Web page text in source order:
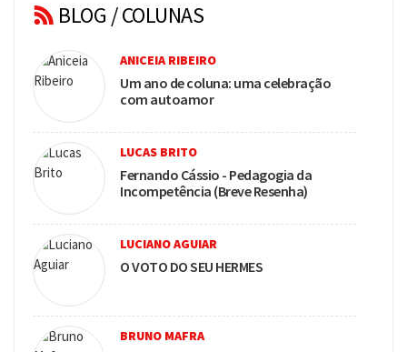
BLOG / COLUNAS
ANICEIA RIBEIRO
Um ano de coluna: uma celebração
com autoamor
LUCAS BRITO
Fernando Cássio - Pedagogia da
Incompetência (Breve Resenha)
LUCIANO AGUIAR
O VOTO DO SEU HERMES
BRUNO MAFRA